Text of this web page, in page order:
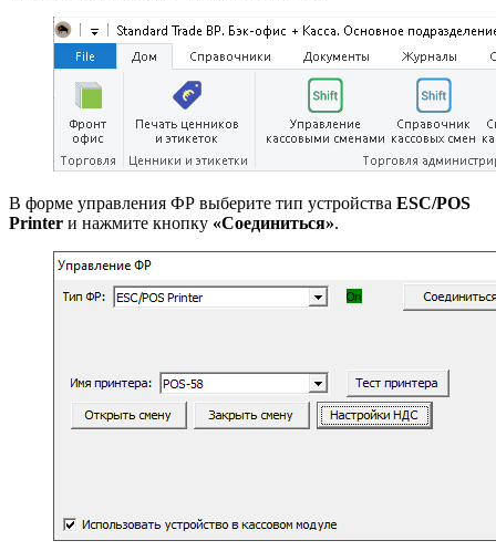
В форме управления ФР выберите тип устройства ESC/POS
Printer и нажмите кнопку «Соединиться».